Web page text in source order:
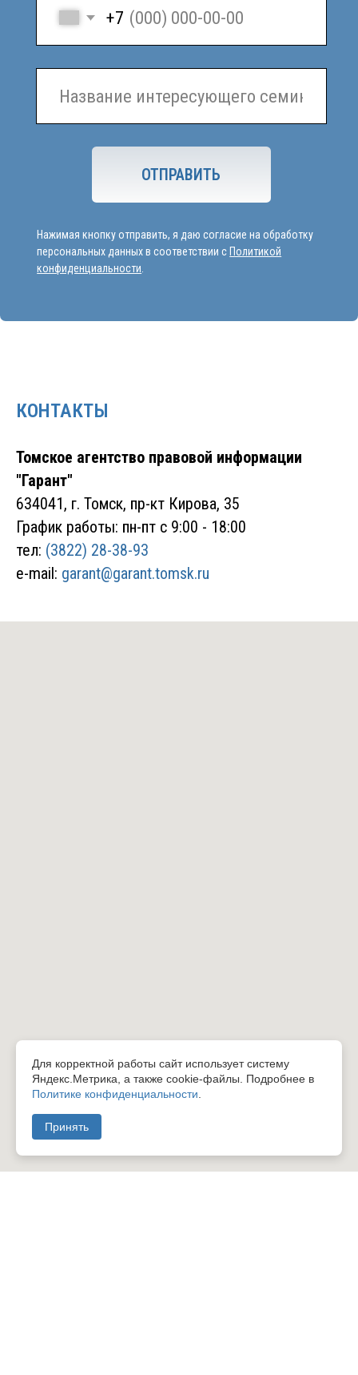
КОНТАКТЫ
Томское агентство правовой информации
"Гарант"
634041, г. Томск, пр-кт Кирова, 35
График работы: пн-пт с 9:00 - 18:00
тел: (3822) 28-38-93
e-mail: garant@garant.tomsk.ru
Для корректной работы сайт использует систему
Яндекс.Метрика, а также cookie-файлы. Подробнее в
Политике конфиденциальности
Принять